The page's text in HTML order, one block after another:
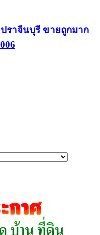
ราจีนบุรี ขายถูกมาก